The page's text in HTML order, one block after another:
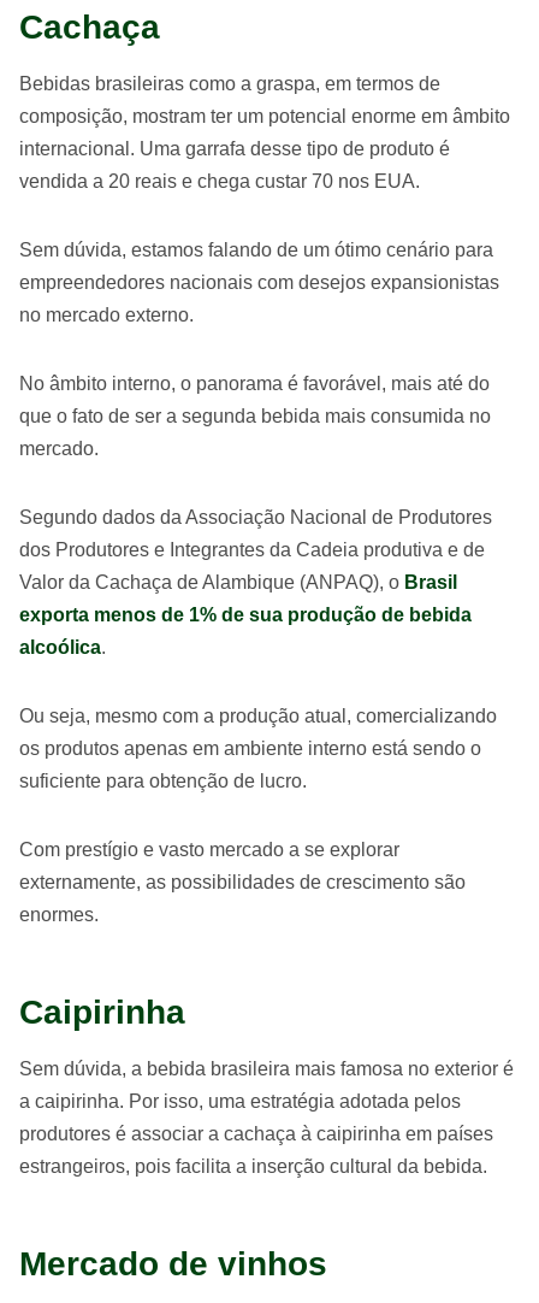
Cachaça
Bebidas brasileiras como a graspa, em termos de
composição, mostram ter um potencial enorme em âmbito
internacional. Uma garrafa desse tipo de produto é
vendida a 20 reais e chega custar 70 nos EUA.
Sem dúvida, estamos falando de um ótimo cenário para
empreendedores nacionais com desejos expansionistas
no mercado externo.
No âmbito interno, o panorama é favorável, mais até do
que o fato de ser a segunda bebida mais consumida no
mercado.
Segundo dados da Associação Nacional de Produtores
dos Produtores e Integrantes da Cadeia produtiva e de
Valor da Cachaça de Alambique (ANPAQ), o Brasil
exporta menos de 1% de sua produção de bebida
alcoólica.
Ou seja, mesmo com a produção atual, comercializando
os produtos apenas em ambiente interno está sendo o
suficiente para obtenção de lucro.
Com prestígio e vasto mercado a se explorar
externamente, as possibilidades de crescimento são
enormes.
Caipirinha
Sem dúvida, a bebida brasileira mais famosa no exterior é
a caipirinha. Por isso, uma estratégia adotada pelos
produtores é associar a cachaça à caipirinha em países
estrangeiros, pois facilita a inserção cultural da bebida.
Mercado de vinhos